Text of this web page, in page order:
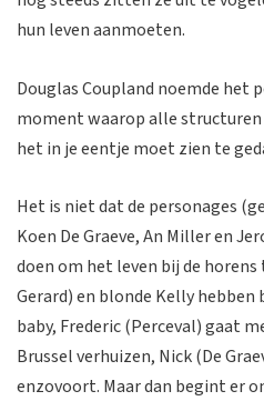
hun leven aanmoeten.
Douglas Coupland noemde het
moment waarop alle
het in je eentje moet zien te
Het is niet dat de personages
Koen De Graeve, An Miller en
doen om het leven bij de
Gerard) en blonde Kelly
baby, Frederic (Perceval) gaat
Brussel verhuizen, Nick (De
enzovoort. Maar dan begint er